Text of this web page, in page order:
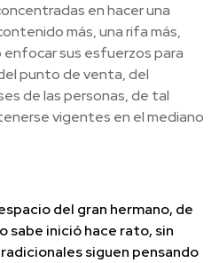
en hacer una
más, una rifa más,
sus esfuerzos para
punto de venta, del
de las personas, de tal
vigentes en el mediano
del gran hermano, de
sabe inició hace rato, sin
siguen pensando